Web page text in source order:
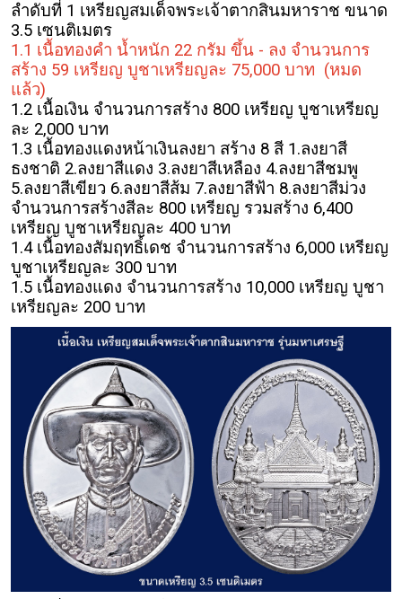
ลำดับที่ 1 เหรียญสมเด็จพระเจ้าตากสินมหาราช ขนาด
3.5 เซนติเมตร
1.1 เนื้อทองคำ น้ำหนัก 22 กรัม ขึ้น - ลง จำนวนการ
สร้าง 59 เหรียญ บูชาเหรียญละ 75,000 บาท (หมด
แล้ว)
1.2 เนื้อเงิน จำนวนการสร้าง 800 เหรียญ บูชาเหรียญ
ละ 2,000 บาท
1.3 เนื้อทองแดงหน้าเงินลงยา สร้าง 8 สี 1.ลงยาสี
ธงชาติ 2.ลงยาสีแดง 3.ลงยาสีเหลือง 4.ลงยาสีชมพู
5.ลงยาสีเขียว 6.ลงยาสีส้ม 7.ลงยาสีฟ้า 8.ลงยาสีม่วง
จำนวนการสร้างสีละ 800 เหรียญ รวมสร้าง 6,400
เหรียญ บูชาเหรียญละ 400 บาท
1.4 เนื้อทองสัมฤทธิ์เดช จำนวนการสร้าง 6,000 เหรียญ
บูชาเหรียญละ 300 บาท
1.5 เนื้อทองแดง จำนวนการสร้าง 10,000 เหรียญ บูชา
เหรียญละ 200 บาท